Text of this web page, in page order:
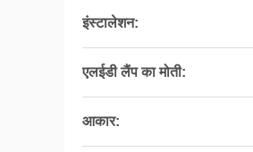
इंस्टालेशन:
एलईडी लैंप का मोती:
आकार: